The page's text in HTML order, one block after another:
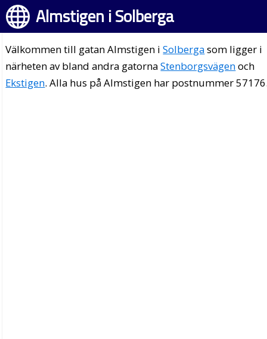
Almstigen i Solberga
Välkommen till gatan Almstigen iSolbergasom ligger i
närheten av bland andra gatornaStenborgsvägenoch
Ekstigen. Alla hus på Almstigen har postnummer